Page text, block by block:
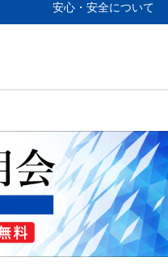
安心・安全について